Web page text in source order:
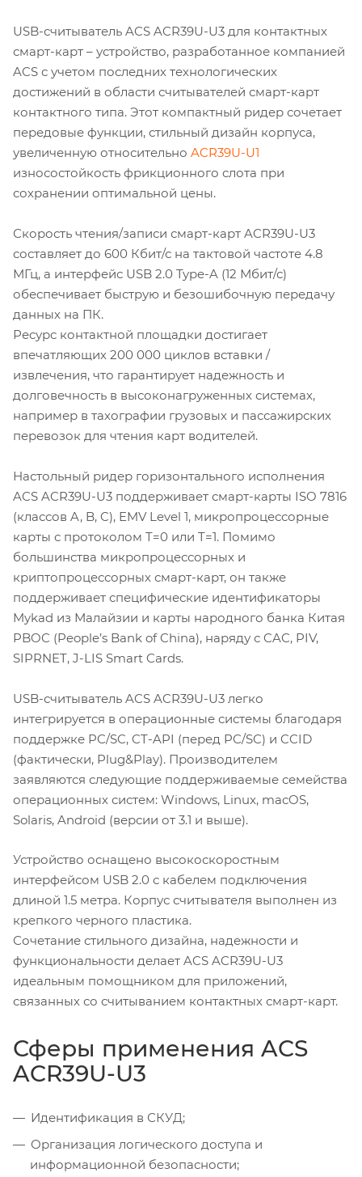
USB-считыватель ACS ACR39U-U3 для контактных
смарт-карт – устройство, разработанное компанией
ACS с учетом последних технологических
достижений в области считывателей смарт-карт
контактного типа. Этот компактный ридер сочетает
передовые функции, стильный дизайн корпуса,
увеличенную относительно ACR39U-U1
износостойкость фрикционного слота при
сохранении оптимальной цены.
Скорость чтения/записи смарт-карт ACR39U-U3
составляет до 600 Кбит/с на тактовой частоте 4.8
МГц, а интерфейс USB 2.0 Type-A (12 Мбит/с)
обеспечивает быструю и безошибочную передачу
данных на ПК.
Ресурс контактной площадки достигает
впечатляющих 200 000 циклов вставки /
извлечения, что гарантирует надежность и
долговечность в высоконагруженных системах,
например в тахографии грузовых и пассажирских
перевозок для чтения карт водителей.
Настольный ридер горизонтального исполнения
ACS ACR39U-U3 поддерживает смарт-карты ISO 7816
(классов A, B, C), EMV Level 1, микропроцессорные
карты с протоколом T=0 или T=1. Помимо
большинства микропроцессорных и
криптопроцессорных смарт-карт, он также
поддерживает специфические идентификаторы
Mykad из Малайзии и карты народного банка Китая
PBOC (People’s Bank of China), наряду с CAC, PIV,
SIPRNET, J-LIS Smart Cards.
USB-считыватель ACS ACR39U-U3 легко
интегрируется в операционные системы благодаря
поддержке PC/SC, CT-API (перед PC/SC) и CCID
(фактически, Plug&Play). Производителем
заявляются следующие поддерживаемые семейства
операционных систем: Windows, Linux, macOS,
Solaris, Android (версии от 3.1 и выше).
Устройство оснащено высокоскоростным
интерфейсом USB 2.0 с кабелем подключения
длиной 1.5 метра. Корпус считывателя выполнен из
крепкого черного пластика.
Сочетание стильного дизайна, надежности и
функциональности делает ACS ACR39U-U3
идеальным помощником для приложений,
связанных со считыванием контактных смарт-карт.
Сферы применения ACS
ACR39U-U3
Идентификация в СКУД;
Организация логического доступа и
информационной безопасности;